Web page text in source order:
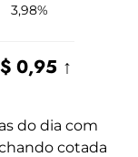
3,98%
0,95 ↑
do dia com
cotada